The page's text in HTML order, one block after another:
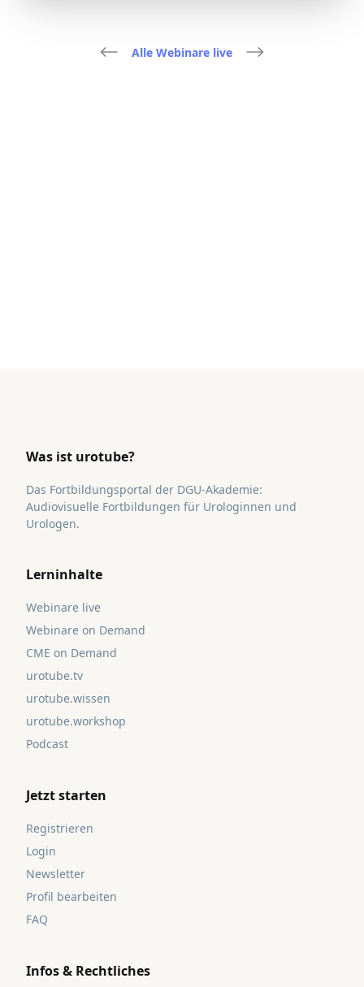
Alle Webinare live
Was ist urotube?
Das Fortbildungsportal der DGU-Akademie:
Audiovisuelle Fortbildungen für Urologinnen und
Urologen.
Lerninhalte
Webinare live
Webinare on Demand
CME on Demand
urotube.tv
urotube.wissen
urotube.workshop
Podcast
Jetzt starten
Registrieren
Login
Newsletter
Profil bearbeiten
FAQ
Infos & Rechtliches